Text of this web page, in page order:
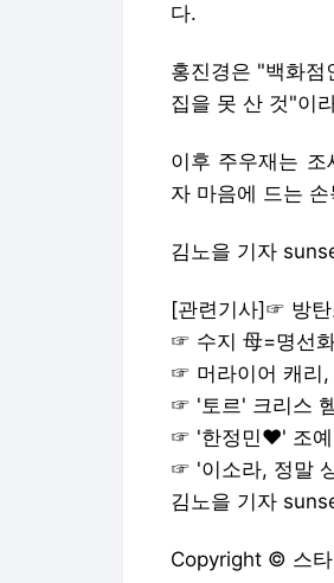
다.
홍진경은 "백화
집을 못 산 것"이
이후 주우재는
자 마음에 드는
김노을 기자
[관련기사]☞ 방
☞ 수지 母=명선
☞ 머라이어 캐리
☞ '토르' 크리스
☞ '한정민♥' 조예
☞ '이소라, 정말
김노을 기자
Copyright © 스타